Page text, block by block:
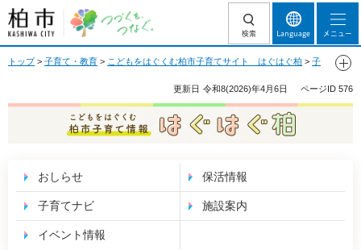
柏市 つづくを、
つなぐ。
検索 Language メニュー
トップ> 子育て・教育 > こどもをはぐくむ柏市子育てサイト はぐはぐ柏 > 子
更新日 令和8(2026)年4月6日 ページID 576
こどもをはぐくむ 柏市子育て情報 はぐはぐ
柏
おしらせ 保活情報
子育てナビ 施設案内
イベント情報